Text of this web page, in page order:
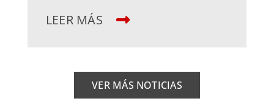
LEER MÁS
VER MÁS NOTICIAS